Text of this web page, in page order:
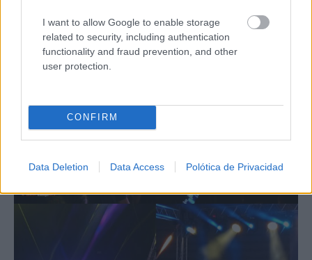
I want to allow Google to enable storage
related to security, including authentication
functionality and fraud prevention, and other
user protection.
CONFIRM
Data Deletion Data Access Polótica de Privacidad